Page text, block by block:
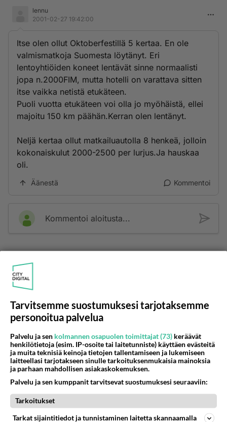
lennu
2001-02-27 19:42:00
Itse olen ollut Oktoberfestillä 5 kertaa. En ole
valmismatkoja Suomesta löytänyt. Eri
lentoyhtiöiden koneet lentävät sinne normaalisti
jopa n.2000FIM, mutta hotelli on varattava sitten
itse vaikka netistä etukäteen.
Puoli vuotta etukäteen voi olla jo myöhäistä, ellei
majoitu 150 km päähän.Kerran olen lentänyt.
Neljä kertaa ollut matkailuautolla 8 henkeä, jolloin
kokonaiskulut 2000-2500 per lurjus.Ja hauskaa
oli.
Äänestä Kommentoi
Kommentoi aloitusta...
LUETUIMMAT KESKUSTELUT
PÄIVÄ VIIKKO KUUKAUSI
Poliisi yritti murhata mopopojan
Nyt menee kissalan poikien touhu liian pitkälle! https://www.is.fi/kotimaa/art-2000012193221.html Karu video mopomiiti
08.08.2026 21:05
Maailman menoa
705
2300
Mopomiitti!
08.08.2026 18:32
Tuusula
419
1285
Tarvitsemme suostumuksesi tarjotaksemme
personoitua palvelua
Palvelu ja sen kolmannen osapuolen toimittajat (73) keräävät
henkilötietoja (esim. IP-osoite tai laitetunniste) käyttäen evästeitä
ja muita teknisiä keinoja tietojen tallentamiseen ja lukemiseen
laitteellasi tarjotakseen sinulle tarkoituksenmukaisia mainoksia
ja parhaan mahdollisen asiakaskokemuksen.
Palvelu ja sen kumppanit tarvitsevat suostumuksesi seuraaviin:
Tarkoitukset
Tarkat sijaintitiedot ja tunnistaminen laitetta skannaamalla